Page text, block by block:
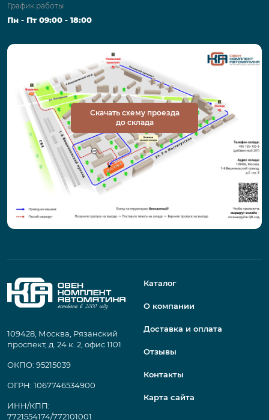
График работы
Пн - Пт 09:00 - 18:00
Скачать схему проезда
до склада
109428, Москва, Рязанский
проспект, д. 24 к. 2, офис 1101
ОКПО: 95215039
ОГРН: 1067746534900
ИНН/КПП:
7721554174/772101001
Каталог
О компании
Доставка и оплата
Отзывы
Контакты
Карта сайта